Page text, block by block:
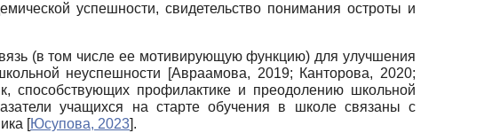
успешности, свидетельство понимания остроты и
(в том числе ее мотивирующую функцию) для улучшения
неуспешности
[Авраамова, 2019; Канторова, 2020;
способствующих профилактике и преодолению школьной
учащихся на старте обучения в школе связаны с
[Юсупова, 2023].